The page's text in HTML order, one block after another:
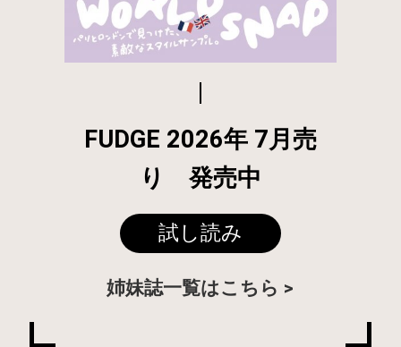
FUDGE 2026年 7月売
り 発売中
試し読み
姉妹誌一覧はこちら